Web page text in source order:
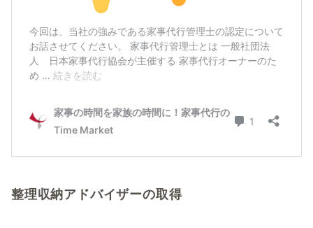
整理収納アドバイザーの取得